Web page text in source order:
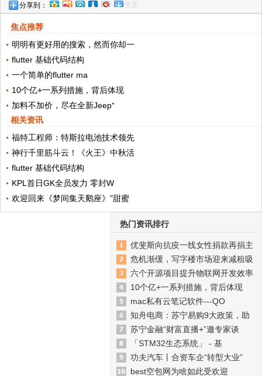
分享到： 更多
焦点推荐
明明有更好用的搜索，然而你却一
flutter 基础代码结构
一个简单的flutter ma
10个亿+一系列措施，背后体现
加料不加价，尽在全新Jeep⁺
相关资讯
福特工程师：特斯拉电池技术领先
神行千里筋斗云！《火王》中秋活
flutter 基础代码结构
KPL首日GK全员发力 零封W
欢迎回来《梦间集天鹅座》"甜蜜
热门资讯排行
优斐斯向抗疫一线女性捐款再捐主
危机渐缓，写字楼市场迎来减租吸
六个开源项目提升物联网开发效率
10个亿+一系列措施，背后体现
mac私有云笔记软件---QO
知舟电商：苏宁易购9大政策，助
苏宁金融“财富直播+”邀专家谈
「STM32生态系统」 - 基
功夫汽车丨合资车企“转型大业”
best空包网为啥如此受欢迎